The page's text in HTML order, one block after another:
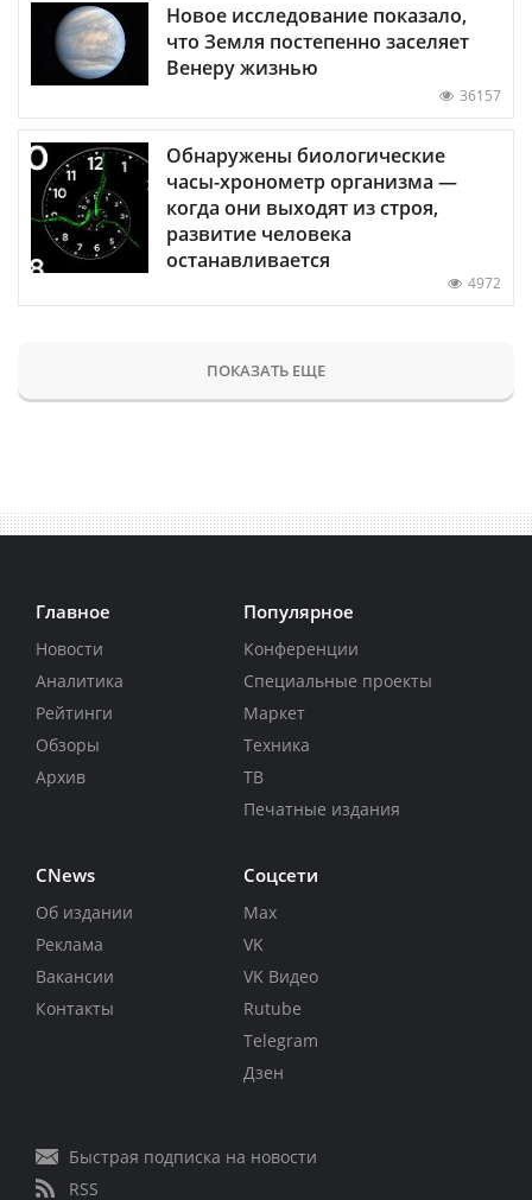
Новое исследование показало,
что Земля постепенно заселяет
Венеру жизнью
36157
Обнаружены биологические
часы-хронометр организма —
когда они выходят из строя,
развитие человека
останавливается
4972
ПОКАЗАТЬ ЕЩЕ
Главное
Новости
Аналитика
Рейтинги
Обзоры
Архив
Популярное
Конференции
Специальные проекты
Маркет
Техника
ТВ
Печатные издания
CNews
Об издании
Реклама
Вакансии
Контакты
Соцсети
Max
VK
VK Видео
Rutube
Telegram
Дзен
Быстрая подписка на новости
RSS